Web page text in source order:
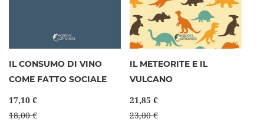
IL CONSUMO DI VINO
COME FATTO SOCIALE
17,10 €
18,00 €
IL METEORITE E IL
VULCANO
21,85 €
23,00 €